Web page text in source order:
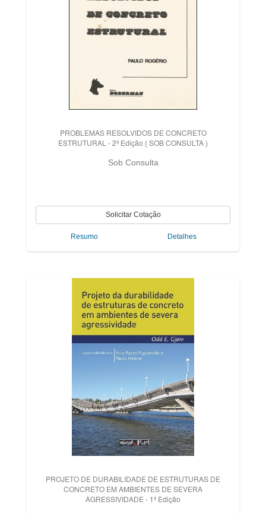
PROBLEMAS RESOLVIDOS DE CONCRETO
ESTRUTURAL - 2ª Edição ( SOB CONSULTA )
Sob Consulta
Resumo Detalhes
PROJETO DE DURABILIDADE DE ESTRUTURAS DE
CONCRETO EM AMBIENTES DE SEVERA
AGRESSIVIDADE - 1ª Edição